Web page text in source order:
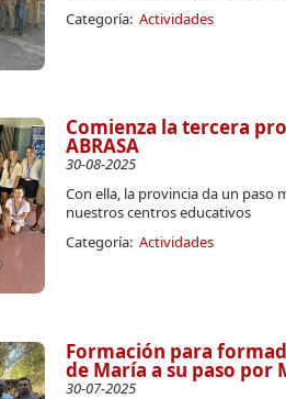
Categoría: Actividades
Comienza la tercera
ABRASA
30-08-2025
Con ella, la provincia da un paso
nuestros centros educativos
Categoría: Actividades
Formación para
de María a su paso por
30-07-2025